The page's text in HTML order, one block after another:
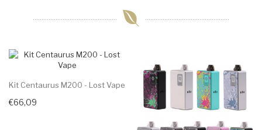
Kit Centaurus M200 - Lost Vape
€66,09